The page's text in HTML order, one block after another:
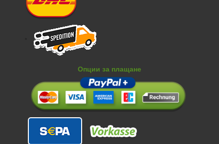
Опции за плащане